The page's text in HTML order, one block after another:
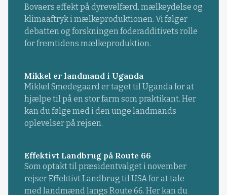
Bovaers effekt på dyrevelfærd, mælkeydelse og
klimaaftryk i mælkeproduktionen. Vi følger
debatten og forskningen foderadditivets rolle
for fremtidens mælkeproduktion.
Mikkel er landmand i Uganda
Mikkel Smedegaard er taget til Uganda for at
hjælpe til på en stor farm som praktikant. Her
kan du følge med i den unge landmands
oplevelser på rejsen.
Effektivt Landbrug på Route 66
Som optakt til præsidentvalget i november
rejser Effektivt Landbrug til USA for at tale
med landmænd langs Route 66. Her kan du